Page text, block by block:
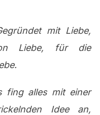
mit Liebe,
Liebe, für die
fing alles mit einer
Idee an,